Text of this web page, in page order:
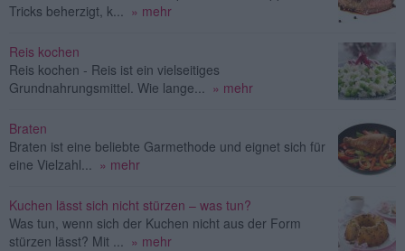
Tricks beherzigt, k...
» mehr
Reis kochen
Reis kochen - Reis ist ein vielseitiges
Grundnahrungsmittel. Wie lange...
» mehr
Braten
Braten ist eine beliebte Garmethode und eignet sich für
eine Vielzahl...
» mehr
Kuchen lässt sich nicht stürzen – was tun?
Was tun, wenn sich der Kuchen nicht aus der Form
stürzen lässt? Mit ...
» mehr